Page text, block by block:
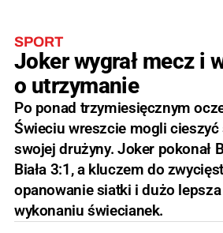
SPORT
Joker wygrał mecz i
o utrzymanie
Po ponad trzymiesięcznym
Świeciu wreszcie mogli
swojej drużyny. Joker pokonał
Biała 3:1, a kluczem do
opanowanie siatki i dużo
wykonaniu świecianek.